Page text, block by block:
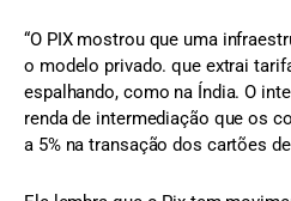
“O PIX mostrou que uma
o modelo privado. que extrai
espalhando, como na Índia. O
renda de intermediação que os
a 5% na transação dos cartões